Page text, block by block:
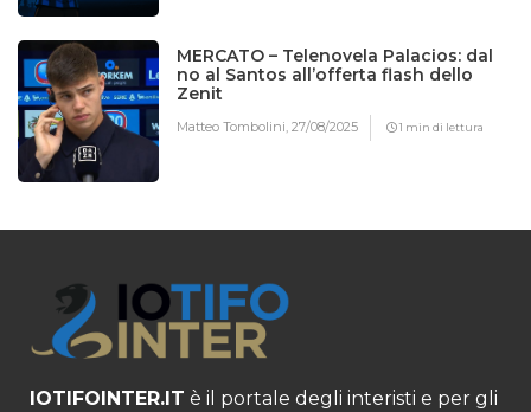
MERCATO – Telenovela Palacios: dal
no al Santos all’offerta flash dello
Zenit
Matteo Tombolini,27/08/2025 1 min di lettura
IOTIFOINTER.IT è il portale degli interisti e per gli